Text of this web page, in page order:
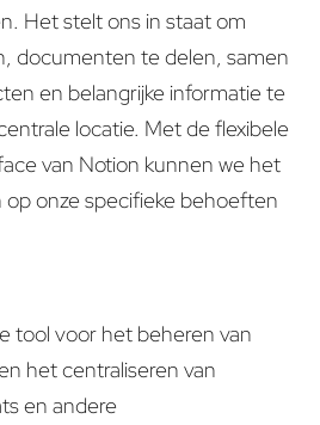
Het stelt ons in staat om
documenten te delen, samen
en belangrijke informatie te
locatie. Met de flexibele
van Notion kunnen we het
onze specifieke behoeften
tool voor het beheren van
het centraliseren van
en andere